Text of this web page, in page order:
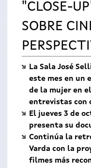
aquí"CLOSE-
SOBRE
La Sala José
este mes en un
de la mujer en
entrevistas con
El jueves 3 de
presenta su
Continúa la
Varda con la
filmes más